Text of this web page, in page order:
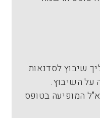
שיבוץ לסדנאות
על השיבוץ.
המופיעה בטופס